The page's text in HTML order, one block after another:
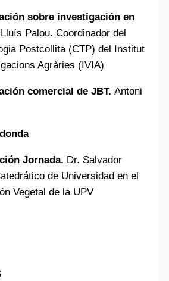
sobre investigación en
Lluís Palou.Coordinador del
Postcollita (CTP) del Institut
Agràries (IVIA)
comercial de JBT.Antoni
Jornada. Dr. Salvador
de Universidad en el
Vegetal de la UPV